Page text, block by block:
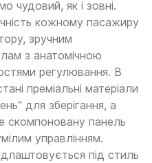
чудовий, як і зовні.
кожному пасажиру
зручним
з анатомічною
регулювання. В
преміальні матеріали
для зберігання, а
скомпоновану панель
управлінням.
під стиль